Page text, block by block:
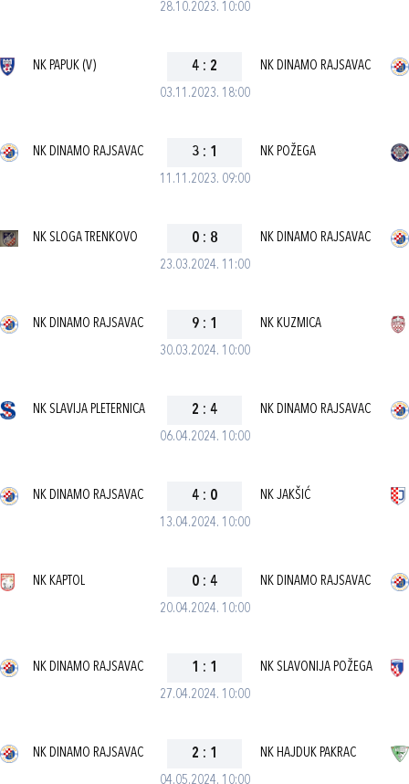
28.10.2023. 10:00
03.11.2023. 18:00
NK PAPUK (V) 4 : 2 NK DINAMO RAJSAVAC
11.11.2023. 09:00
NK DINAMO RAJSAVAC 3 : 1 NK POŽEGA
23.03.2024. 11:00
NK SLOGA TRENKOVO 0 : 8 NK DINAMO RAJSAVAC
30.03.2024. 10:00
NK DINAMO RAJSAVAC 9 : 1 NK KUZMICA
06.04.2024. 10:00
NK SLAVIJA PLETERNICA 2 : 4 NK DINAMO RAJSAVAC
13.04.2024. 10:00
NK DINAMO RAJSAVAC 4 : 0 NK JAKŠIĆ
20.04.2024. 10:00
NK KAPTOL 0 : 4 NK DINAMO RAJSAVAC
27.04.2024. 10:00
NK DINAMO RAJSAVAC 1 : 1 NK SLAVONIJA POŽEGA
04.05.2024. 10:00
NK DINAMO RAJSAVAC 2 : 1 NK HAJDUK PAKRAC